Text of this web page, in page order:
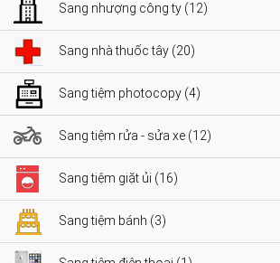
Sang nhượng công ty (12)
Sang nhà thuốc tây (20)
Sang tiệm photocopy (4)
Sang tiệm rửa - sửa xe (12)
Sang tiệm giặt ủi (16)
Sang tiệm bánh (3)